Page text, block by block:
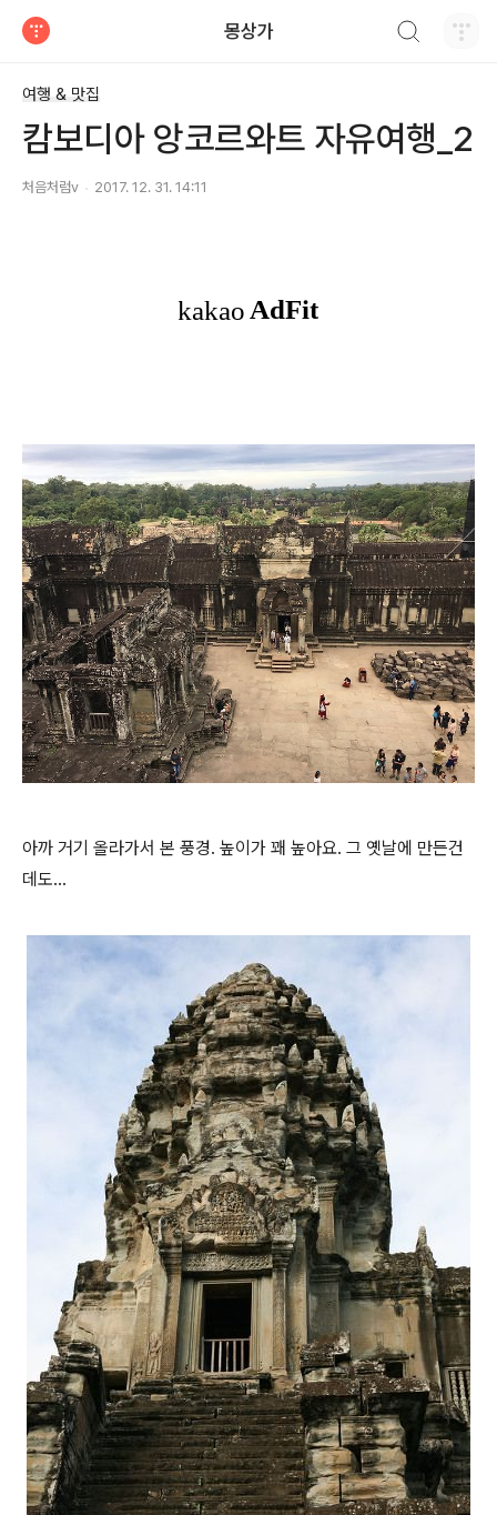
몽상가
여행 & 맛집
캄보디아 앙코르와트 자유여행_2
처음처럼v 2017. 12. 31. 14:11
아까 거기 올라가서 본 풍경. 높이가 꽤 높아요. 그 옛날에 만든건
데도...